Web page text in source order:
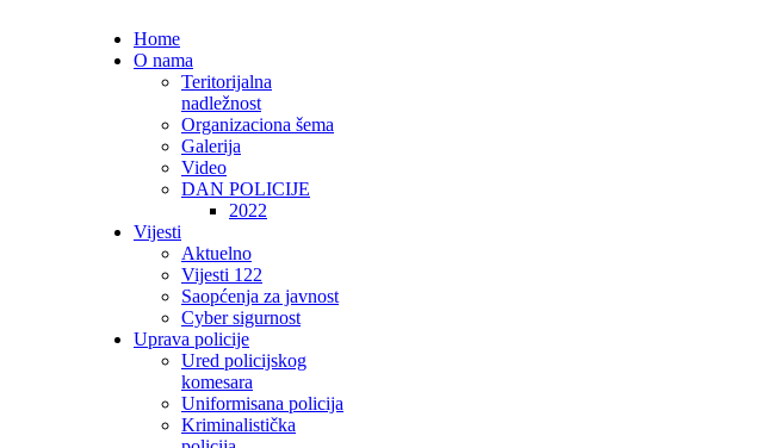
Home
O nama
Teritorijalna
nadležnost
Organizaciona šema
Galerija
Video
DAN POLICIJE
2022
Vijesti
Aktuelno
Vijesti 122
Saopćenja za javnost
Cyber sigurnost
Uprava policije
Ured policijskog
komesara
Uniformisana policija
Kriminalistička